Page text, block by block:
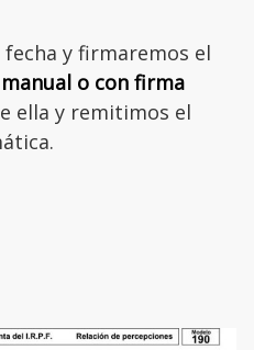
y firmaremos el
o con firma
ella y remitimos el